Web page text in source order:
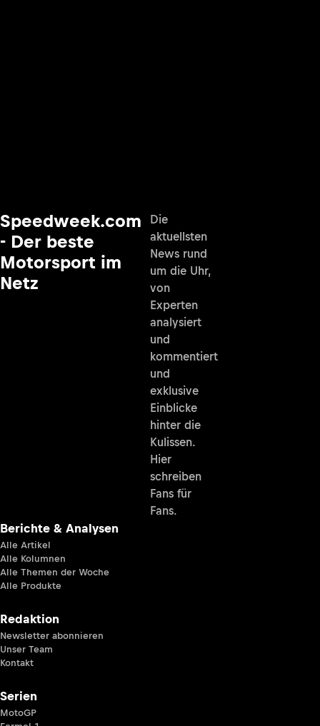
Speedweek.com
- Der beste
Motorsport im
Netz
Die
aktuellsten
News rund
um die Uhr,
von
Experten
analysiert
und
kommentiert
und
exklusive
Einblicke
hinter die
Kulissen.
Hier
schreiben
Fans für
Fans.
Berichte & Analysen
Alle Artikel
Alle Kolumnen
Alle Themen der Woche
Alle Produkte
Redaktion
Newsletter abonnieren
Unser Team
Kontakt
Serien
MotoGP